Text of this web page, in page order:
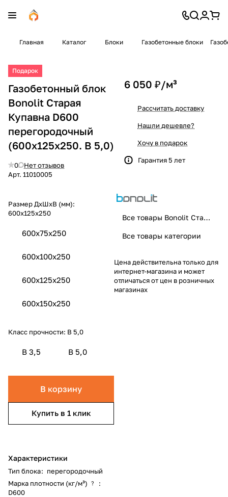
Главная Каталог Блоки Газобетонные блоки
Подарок
Газобетонный блок
Bonolit Старая
Купавна D600
перегородочный
(600x125x250. B 5,0)
0
Нет отзывов
Арт. 11010005
Размер ДхШхВ (мм):
600x125x250
600х75х250
600x100x250
600x125x250
600x150x250
Класс прочности: B 5,0
B 3,5 B 5,0
В корзину
Купить в 1 клик
Характеристики
Тип блока: перегородочный
Марка плотности (кг/м³)
?
:
D600
6 050 ₽/м³
Рассчитать доставку
Нашли дешевле?
Хочу в подарок
Гарантия 5 лет
Все товары Bonolit Старая Купавна
Все товары категории
Цена действительна только для
интернет-магазина и может
отличаться от цен в розничных
магазинах